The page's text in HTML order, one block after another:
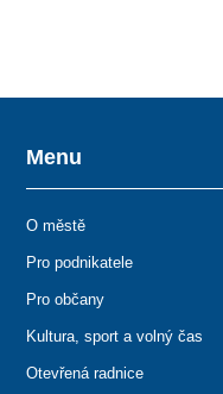
Menu
O městě
Pro podnikatele
Pro občany
Kultura, sport a volný čas
Otevřená radnice